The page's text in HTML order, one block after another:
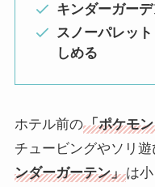
キンダーガー
スノーパレッ
しめる
ホテル前の「ポケモ
チュービングやソリ遊
ンダーガーテン」は